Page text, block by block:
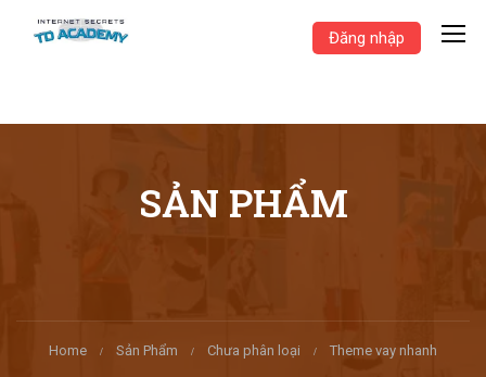
Đăng nhập
SẢN PHẨM
Home Sản Phẩm Chưa phân loại Theme vay nhanh